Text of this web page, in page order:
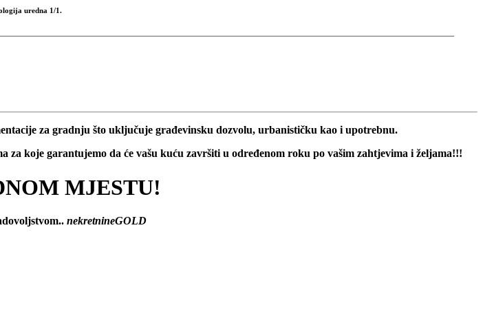
uredna 1/1.
za gradnju što uključuje građevinsku dozvolu, urbanističku kao i upotrebnu.
koje garantujemo da će vašu kuću završiti u određenom roku po vašim zahtjevima i željama!!!
MJESTU!
nekretnineGOLD